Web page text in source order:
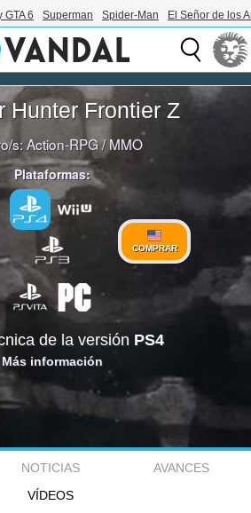
GTA 6 Superman Spider-Man El Señor de los
Hunter Frontier Z
s:Action-RPG/MMO
Plataformas:
COMPRAR
de la versión PS4
Más información
NOTICIAS
AVANCES
VÍDEOS